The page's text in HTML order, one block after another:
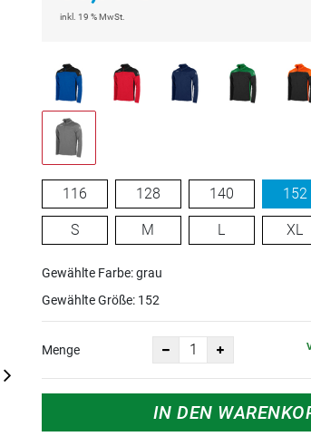
inkl. 19 % MwSt.
116 128 140 152
S M L XL
Gewählte Farbe: grau
Gewählte Größe: 152
Menge
IN DEN